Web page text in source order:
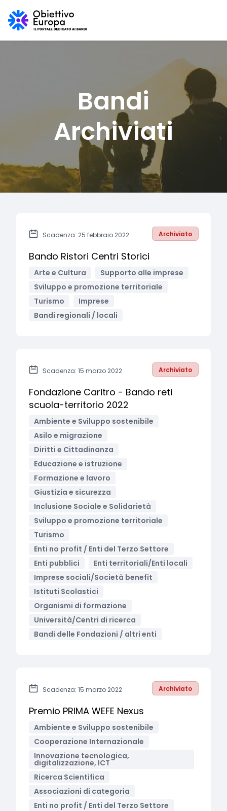
Bandi
Archiviati
Scadenza: 25 febbraio 2022 Archiviato
Bando Ristori Centri Storici
Arte e Cultura
Supporto alle imprese
Sviluppo e promozione territoriale
Turismo
Imprese
Bandi regionali / locali
Scadenza: 15 marzo 2022 Archiviato
Fondazione Caritro - Bando reti
scuola-territorio 2022
Ambiente e Sviluppo sostenibile
Asilo e migrazione
Diritti e Cittadinanza
Educazione e istruzione
Formazione e lavoro
Giustizia e sicurezza
Inclusione Sociale e Solidarietà
Sviluppo e promozione territoriale
Turismo
Enti no profit / Enti del Terzo Settore
Enti pubblici
Enti territoriali/Enti locali
Imprese sociali/Società benefit
Istituti Scolastici
Organismi di formazione
Università/Centri di ricerca
Bandi delle Fondazioni / altri enti
Scadenza: 15 marzo 2022 Archiviato
Premio PRIMA WEFE Nexus
Ambiente e Sviluppo sostenibile
Cooperazione Internazionale
Innovazione tecnologica,
digitalizzazione, ICT
Ricerca Scientifica
Associazioni di categoria
Enti no profit / Enti del Terzo Settore